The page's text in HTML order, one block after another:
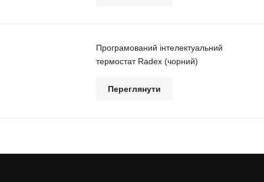
Програмований інтелектуальний
термостат Radex (чорний)
Переглянути